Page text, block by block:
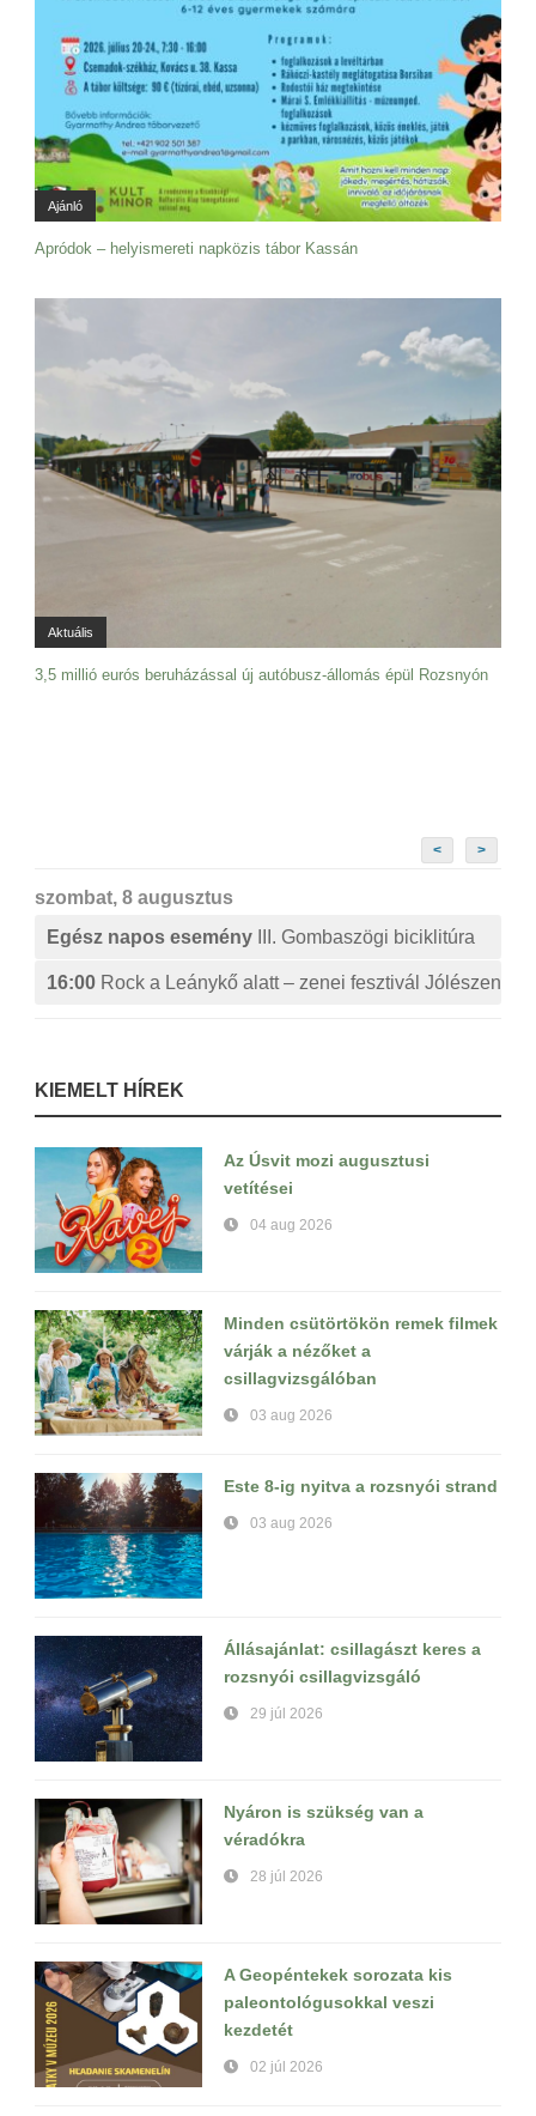
Ajánló
Apródok – helyismereti napközis tábor Kassán
Aktuális
3,5 millió eurós beruházással új autóbusz-állomás épül Rozsnyón
< >
szombat, 8 augusztus
Egész napos esemény
III. Gombaszögi biciklitúra
16:00 Rock a Leánykő alatt – zenei fesztivál Jólészen
KIEMELT HÍREK
Az Úsvit mozi augusztusi
vetítései
04 aug 2026
Minden csütörtökön remek filmek
várják a nézőket a
csillagvizsgálóban
03 aug 2026
Este 8-ig nyitva a rozsnyói strand
03 aug 2026
Állásajánlat: csillagászt keres a
rozsnyói csillagvizsgáló
29 júl 2026
Nyáron is szükség van a
véradókra
28 júl 2026
A Geopéntekek sorozata kis
paleontológusokkal veszi
kezdetét
02 júl 2026